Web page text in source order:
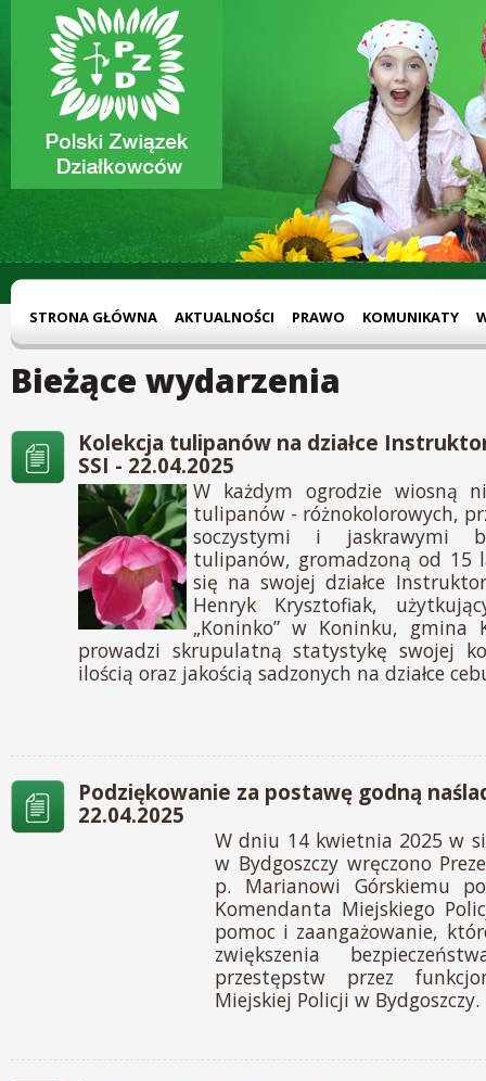
STRONA GŁÓWNA AKTUALNOŚCI PRAWO KOMUNIKATY
Bieżące wydarzenia
Kolekcja tulipanów na działce
SSI - 22.04.2025
W każdym ogrodzie wiosną
tulipanów - różnokolorowych,
soczystymi i jaskrawymi
tulipanów, gromadzoną od 15
się na swojej działce
Henryk Krysztofiak,
„Koninko” w Koninku, gmina
prowadzi skrupulatną statystykę swojej
ilością oraz jakością sadzonych na działce
Podziękowanie za postawę godną
22.04.2025
W dniu 14 kwietnia 2025 w
w Bydgoszczy wręczono
p. Marianowi Górskiemu
Komendanta Miejskiego
pomoc i zaangażowanie,
zwiększenia
przestępstw przez
Miejskiej Policji w Bydgoszczy.